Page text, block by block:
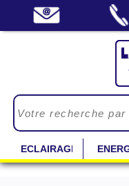
ECLAIRAGE